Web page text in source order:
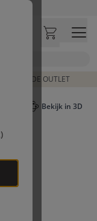
| SHOP DE OUTLET
Bekijk in 3D